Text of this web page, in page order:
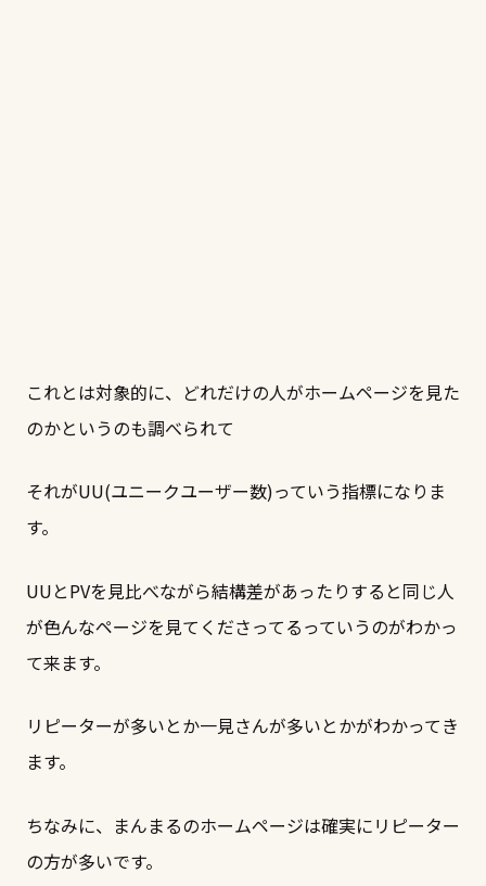
これとは対象的に、どれだけの人がホームページを見た
のかというのも調べられて
それがUU(ユニークユーザー数)っていう指標になりま
す。
UUとPVを見比べながら結構差があったりすると同じ人
が色んなページを見てくださってるっていうのがわかっ
て来ます。
リピーターが多いとか一見さんが多いとかがわかってき
ます。
ちなみに、まんまるのホームページは確実にリピーター
の方が多いです。